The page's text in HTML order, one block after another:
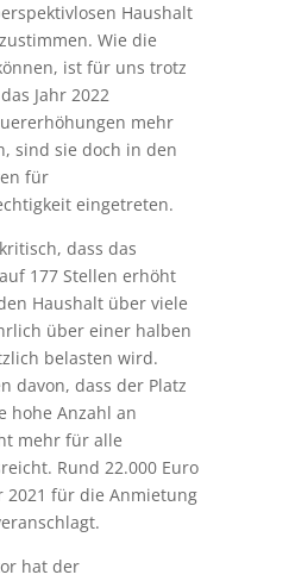
Haushalt
Wie die
ist für uns trotz
Jahr 2022
mehr
sind sie doch in den
für
eingetreten.
dass das
177 Stellen erhöht
Haushalt über viele
über einer halben
belasten wird.
davon, dass der Platz
hohe Anzahl an
mehr für alle
Rund 22.000 Euro
2021 für die Anmietung
hat der